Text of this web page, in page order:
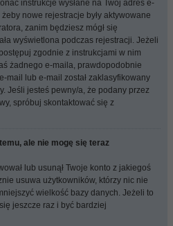
instrukcje wysłane na Twój adres e-
nowe rejestracje były aktywowane
zanim będziesz mógł się
wyświetlona podczas rejestracji. Jeżeli
zgodnie z instrukcjami w nim
żadnego e-maila, prawdopodobnie
mail lub e-mail został zaklasyfikowany
Jeśli jesteś pewny/a, że podany przez
spróbuj skontaktować się z
ale nie mogę się teraz
lub usunął Twoje konto z jakiegoś
usuwa użytkowników, którzy nic nie
wielkość bazy danych. Jeżeli to
jeszcze raz i być bardziej